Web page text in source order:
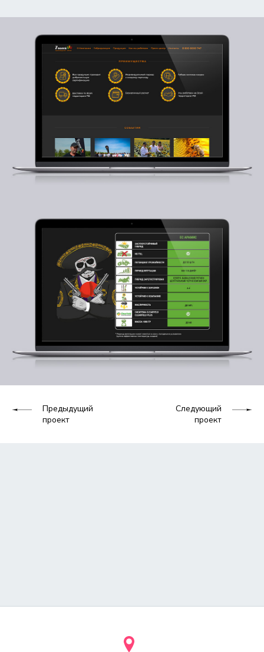
Предыдущий
проект
Следующий
проект